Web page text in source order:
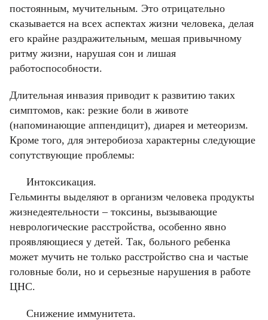
постоянным, мучительным. Это отрицательно
сказывается на всех аспектах жизни человека, делая
его крайне раздражительным, мешая привычному
ритму жизни, нарушая сон и лишая
работоспособности.
Длительная инвазия приводит к развитию таких
симптомов, как: резкие боли в животе
(напоминающие аппендицит), диарея и метеоризм.
Кроме того, для энтеробиоза характерны следующие
сопутствующие проблемы:
Интоксикация.
Гельминты выделяют в организм человека продукты
жизнедеятельности – токсины, вызывающие
неврологические расстройства, особенно явно
проявляющиеся у детей. Так, больного ребенка
может мучить не только расстройство сна и частые
головные боли, но и серьезные нарушения в работе
ЦНС.
Снижение иммунитета.